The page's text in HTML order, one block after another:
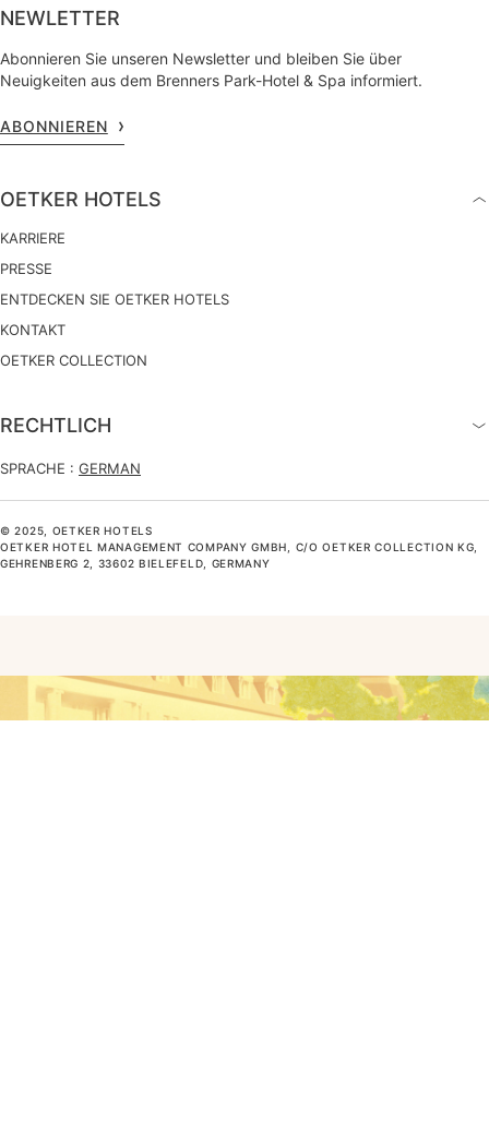
NEWLETTER
Abonnieren Sie unseren Newsletter und bleiben Sie über
Neuigkeiten aus dem Brenners Park-Hotel & Spa informiert.
ABONNIEREN
OETKER HOTELS
KARRIERE
PRESSE
ENTDECKEN SIE OETKER HOTELS
KONTAKT
OETKER COLLECTION
RECHTLICH
SPRACHE : GERMAN
© 2025, OETKER HOTELS
OETKER HOTEL MANAGEMENT COMPANY GMBH, C/O OETKER COLLECTION KG,
GEHRENBERG 2, 33602 BIELEFELD, GERMANY